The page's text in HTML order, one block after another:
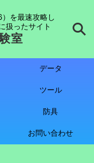
を最速攻略し
扱ったサイト
室
データ
ツール
防具
お問い合わせ